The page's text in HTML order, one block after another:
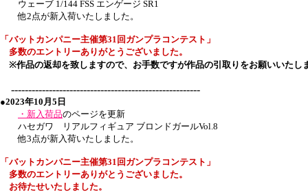
ウェーブ 1/144 FSS エンゲージ SR1
他2点が新入荷いたしました。
「バットカンパニー主催第31回 ガンプラコンテスト」
多数のエントリーありがとうございました。
※作品の返却を致しますので、お手数ですが作品の引取りをお願いいたし
-------------------------------------------------------
●2023年10月5日
・新入荷品のページを更新
ハセガワ リアルフィギュア ブロンドガールVol.8
他3点が新入荷いたしました。
「バットカンパニー主催第31回 ガンプラコンテスト」
多数のエントリーありがとうございました。
お待たせいたしました。